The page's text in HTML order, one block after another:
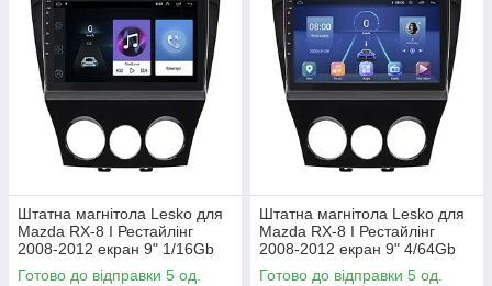
Штатна магнітола Lesko для
Mazda RX-8 I Рестайлінг
2008-2012 екран 9" 1/16Gb
Wi-Fi GPS Base
Готово до відправки 5 од.
Штатна магнітола Lesko для
Mazda RX-8 I Рестайлінг
2008-2012 екран 9" 4/64Gb
4G Wi-Fi GPS Top
Готово до відправки 5 од.